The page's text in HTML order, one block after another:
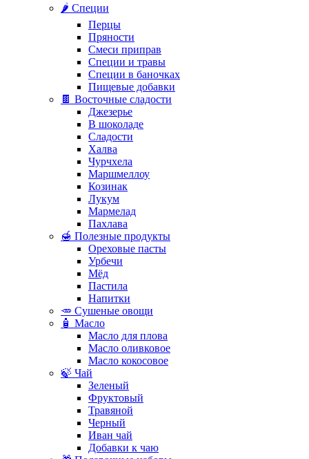
🌶️ Специи
Перцы
Пряности
Смеси приправ
Специи и травы
Специи в баночках
Пищевые добавки
🍫 Восточные сладости
Джезерье
В шоколаде
Сладости
Халва
Чурчхела
Маршмеллоу
Козинак
Лукум
Мармелад
Пахлава
🍯 Полезные продукты
Ореховые пасты
Урбечи
Мёд
Пастила
Напитки
🥕 Сушеные овощи
🧴 Масло
Масло для плова
Масло оливковое
Масло кокосовое
🍃 Чай
Зеленый
Фруктовый
Травяной
Черный
Иван чай
Добавки к чаю